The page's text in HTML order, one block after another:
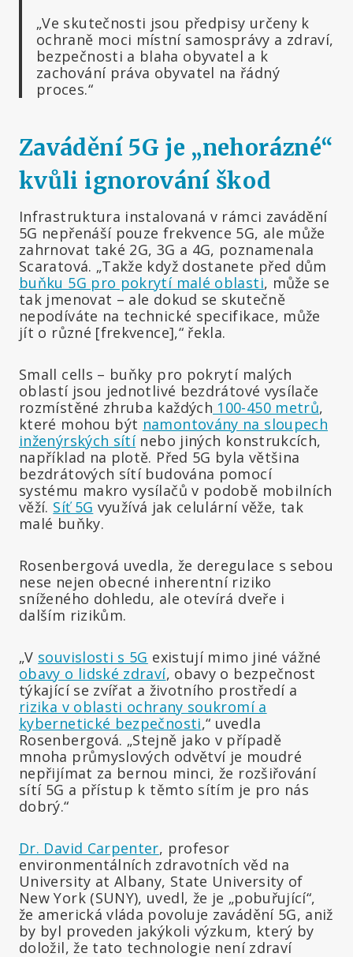
„Ve skutečnosti jsou předpisy určeny k
ochraně moci místní samosprávy a zdraví,
bezpečnosti a blaha obyvatel a k
zachování práva obyvatel na řádný
proces.“
Zavádění 5G je „nehorázné“
kvůli ignorování škod
Infrastruktura instalovaná v rámci zavádění
5G nepřenáší pouze frekvence 5G, ale může
zahrnovat také 2G, 3G a 4G, poznamenala
Scaratová. „Takže když dostanete před dům
buňku 5G pro pokrytí malé oblasti, může se
tak jmenovat – ale dokud se skutečně
nepodíváte na technické specifikace, může
jít o různé [frekvence],“ řekla.
Small cells – buňky pro pokrytí malých
oblastí jsou jednotlivé bezdrátové vysílače
rozmístěné zhruba každých 100-450 metrů,
které mohou být namontovány na sloupech
inženýrských sítínebo jiných konstrukcích,
například na plotě. Před 5G byla většina
bezdrátových sítí budována pomocí
systému makro vysílačů v podobě mobilních
věží. Síť 5G využívá jak celulární věže, tak
malé buňky.
Rosenbergová uvedla, že deregulace s sebou
nese nejen obecné inherentní riziko
sníženého dohledu, ale otevírá dveře i
dalším rizikům.
„V souvislosti s 5G existují mimo jiné vážné
obavy o lidské zdraví, obavy o bezpečnost
týkající se zvířat a životního prostředí a
rizika v oblasti ochrany soukromí a
kybernetické bezpečnosti,“ uvedla
Rosenbergová. „Stejně jako v případě
mnoha průmyslových odvětví je moudré
nepřijímat za bernou minci, že rozšiřování
sítí 5G a přístup k těmto sítím je pro nás
dobrý.“
Dr. David Carpenter, profesor
environmentálních zdravotních věd na
University at Albany, State University of
New York (SUNY), uvedl, že je „pobuřující“,
že americká vláda povoluje zavádění 5G, aniž
by byl proveden jakýkoli výzkum, který by
doložil, že tato technologie není zdraví